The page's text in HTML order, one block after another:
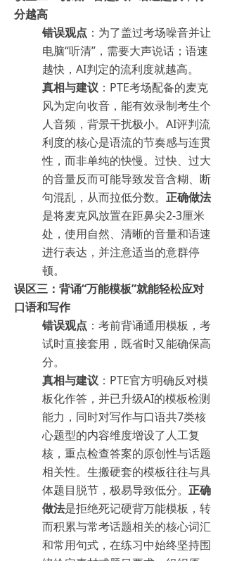
分越高
错误观点 ：为了盖过考场噪音并让
电脑“听清”，需要大声说话；语速
越快，AI判定的流利度就越高。
真相与建议 ：PTE考场配备的麦克
风为定向收音，能有效录制考生个
人音频，背景干扰极小。AI评判流
利度的核心是语流的节奏感与连贯
性，而非单纯的快慢。过快、过大
的音量反而可能导致发音含糊、断
句混乱，从而拉低分数。 正确做法
是将麦克风放置在距鼻尖2-3厘米
处，使用自然、清晰的音量和语速
进行表达，并注意适当的意群停
顿。
误区三：背诵“万能模板”就能轻松应对
口语和写作
错误观点 ：考前背诵通用模板，考
试时直接套用，既省时又能确保高
分。
真相与建议 ：PTE官方明确反对模
板化作答，并已升级AI的模板检测
能力，同时对写作与口语共7类核
心题型的内容维度增设了人工复
核，重点检查答案的原创性与话题
相关性。生搬硬套的模板往往与具
体题目脱节，极易导致低分。 正确
做法是拒绝死记硬背万能模板，转
而积累与常考话题相关的核心词汇
和常用句式，在练习中始终坚持围